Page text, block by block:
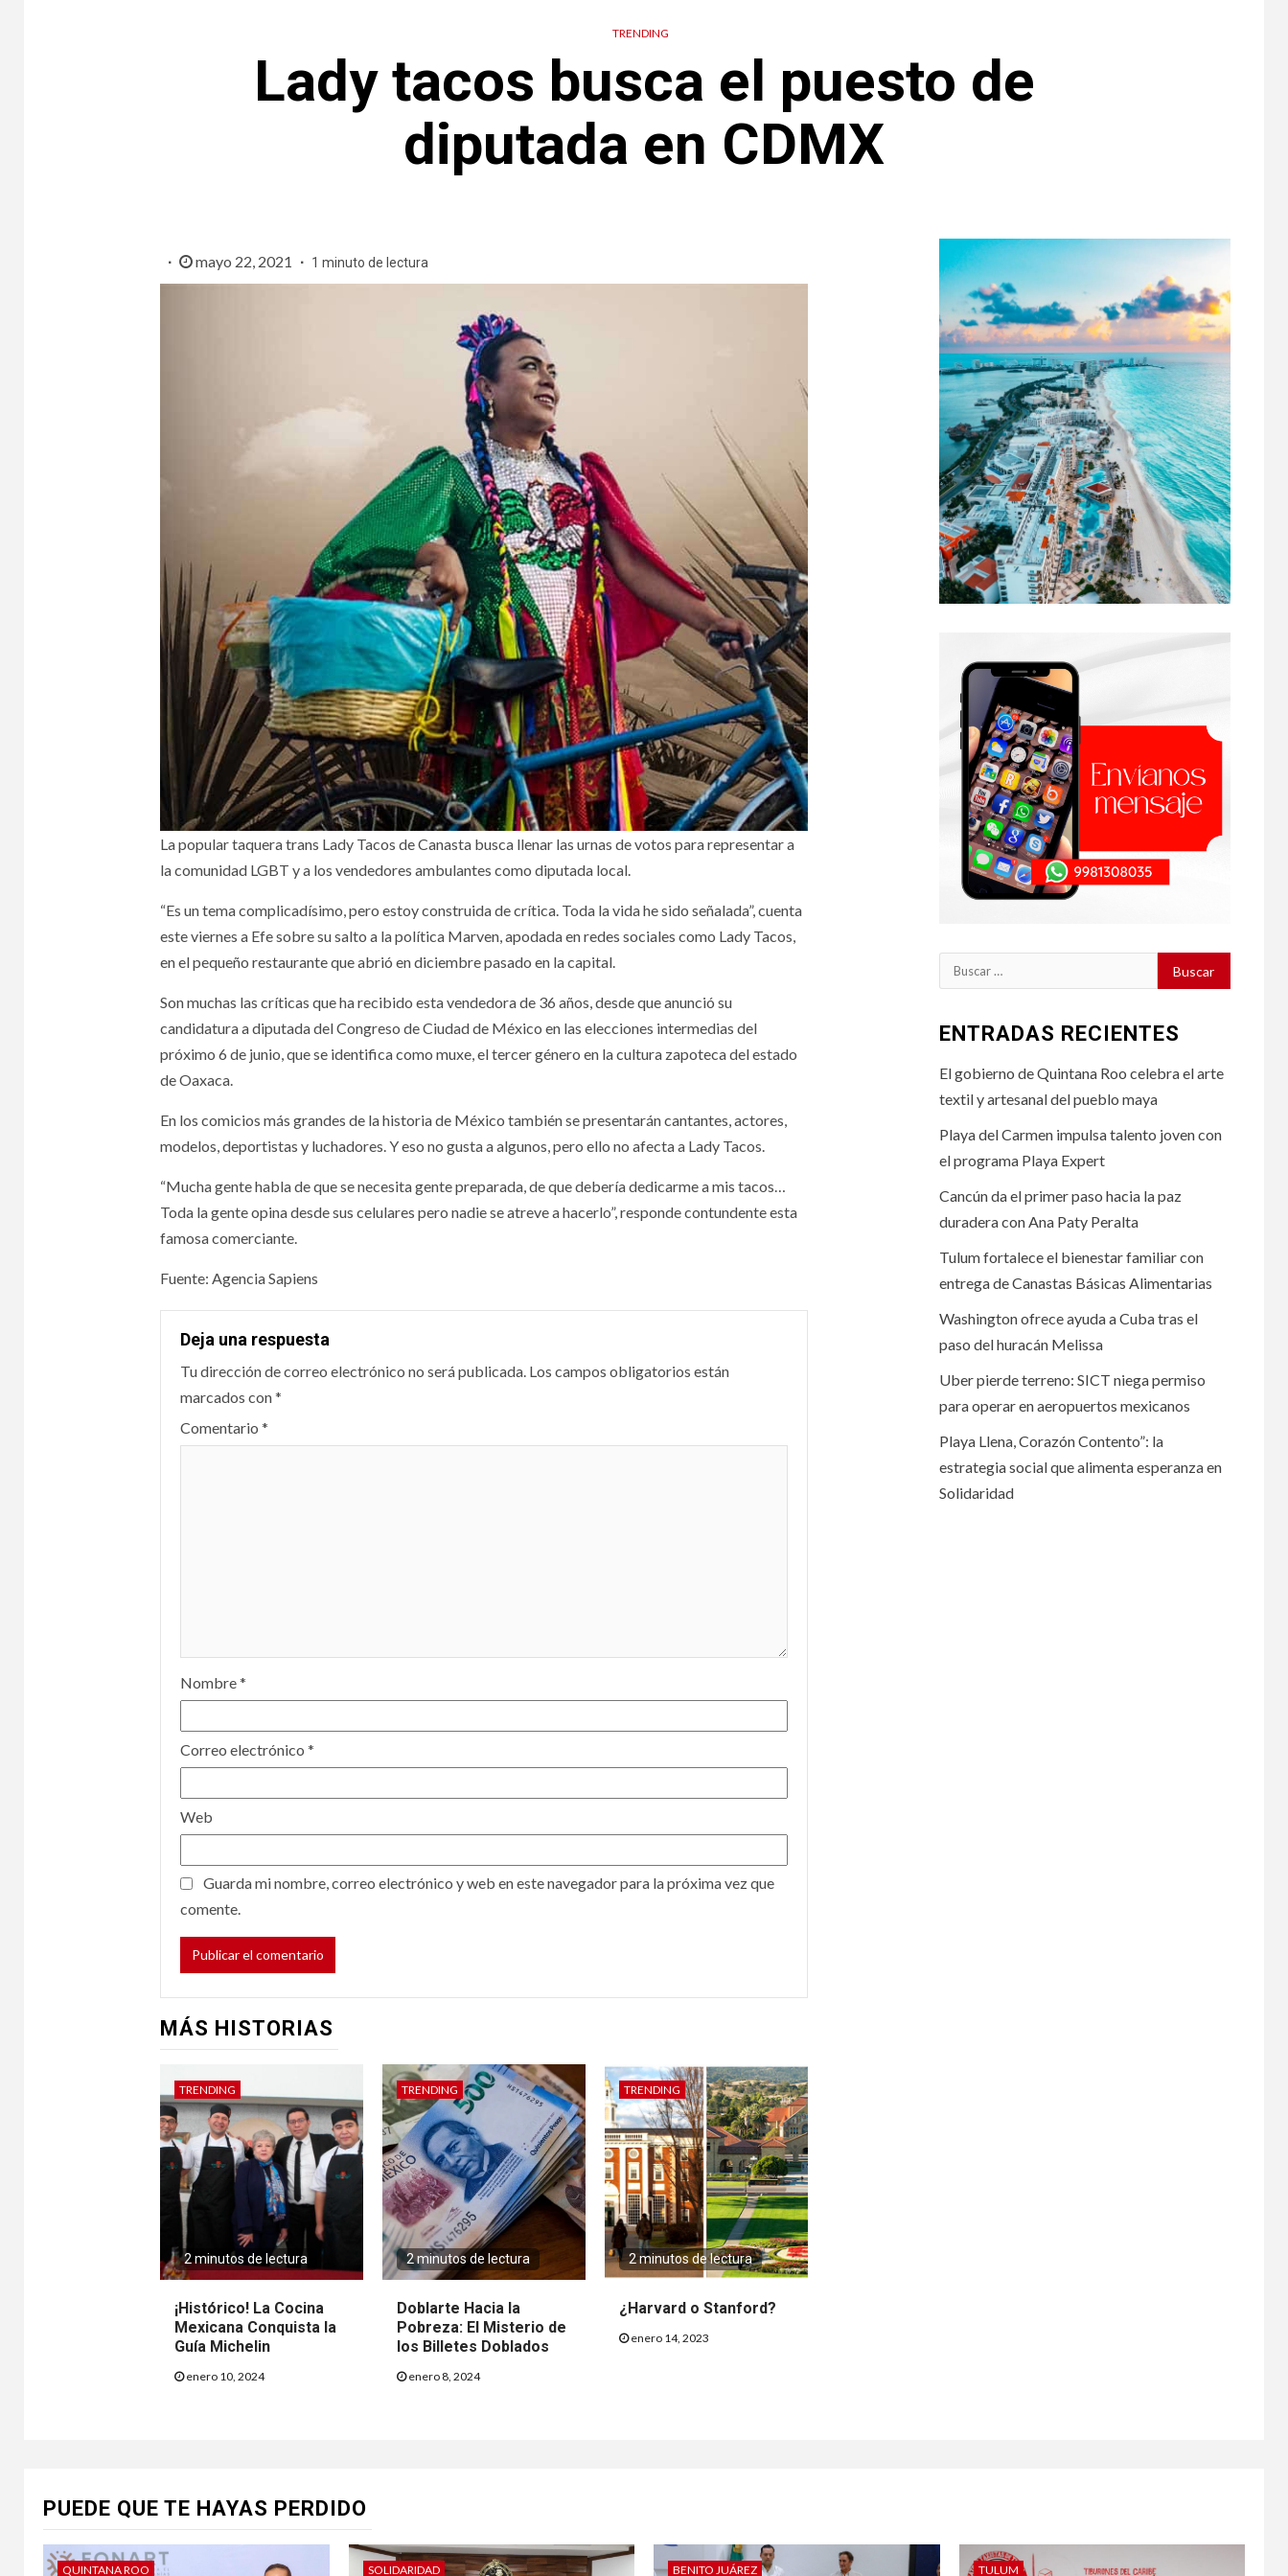
TRENDING
Lady tacos busca el puesto de
diputada en CDMX
mayo 22, 2021 1 minuto de lectura
La popular taquera trans Lady Tacos de Canasta busca llenar las urnas de votos para representar a
la comunidad LGBT y a los vendedores ambulantes como diputada local.
“Es un tema complicadísimo, pero estoy construida de crítica. Toda la vida he sido señalada”, cuenta
este viernes a Efe sobre su salto a la política Marven, apodada en redes sociales como Lady Tacos,
en el pequeño restaurante que abrió en diciembre pasado en la capital.
Son muchas las críticas que ha recibido esta vendedora de 36 años, desde que anunció su
candidatura a diputada del Congreso de Ciudad de México en las elecciones intermedias del
próximo 6 de junio, que se identifica como muxe, el tercer género en la cultura zapoteca del estado
de Oaxaca.
En los comicios más grandes de la historia de México también se presentarán cantantes, actores,
modelos, deportistas y luchadores. Y eso no gusta a algunos, pero ello no afecta a Lady Tacos.
“Mucha gente habla de que se necesita gente preparada, de que debería dedicarme a mis tacos…
Toda la gente opina desde sus celulares pero nadie se atreve a hacerlo”, responde contundente esta
famosa comerciante.
Fuente: Agencia Sapiens
Deja una respuesta
Tu dirección de correo electrónico no será publicada. Los campos obligatorios están
marcados con*
Comentario *
Nombre*
Correo electrónico *
Web
Guarda mi nombre, correo electrónico y web en este navegador para la próxima vez que
comente.
MÁS HISTORIAS
TRENDING
2 minutos de lectura
¡Histórico! La Cocina
Mexicana Conquista la
Guía Michelin
enero 10, 2024
TRENDING
2 minutos de lectura
Doblarte Hacia la
Pobreza: El Misterio de
los Billetes Doblados
enero 8, 2024
TRENDING
2 minutos de lectura
¿Harvard o Stanford?
enero 14, 2023
Buscar:
ENTRADAS RECIENTES
El gobierno de Quintana Roo celebra el arte
textil y artesanal del pueblo maya
Playa del Carmen impulsa talento joven con
el programa Playa Expert
Cancún da el primer paso hacia la paz
duradera con Ana Paty Peralta
Tulum fortalece el bienestar familiar con
entrega de Canastas Básicas Alimentarias
Washington ofrece ayuda a Cuba tras el
paso del huracán Melissa
Uber pierde terreno: SICT niega permiso
para operar en aeropuertos mexicanos
Playa Llena, Corazón Contento”: la
estrategia social que alimenta esperanza en
Solidaridad
PUEDE QUE TE HAYAS PERDIDO
QUINTANA ROO SOLIDARIDAD BENITO JUÁREZ TULUM